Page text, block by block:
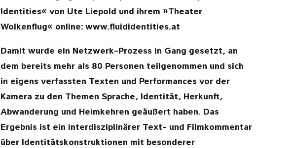
Identities« von Ute Liepold und ihrem »Theater
Wolkenflug« online: www.fluididentities.at
Damit wurde ein Netzwerk-Prozess in Gang gesetzt, an
dem bereits mehr als 80 Personen teilgenommen und sich
in eigens verfassten Texten und Performances vor der
Kamera zu den Themen Sprache, Identität, Herkunft,
Abwanderung und Heimkehren geäußert haben. Das
Ergebnis ist ein interdisziplinärer Text- und Filmkommentar
über Identitätskonstruktionen mit besonderer